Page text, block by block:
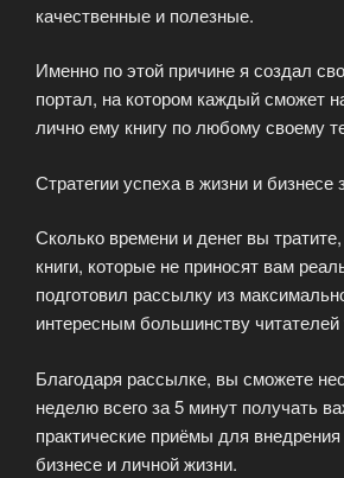
качественные и полезные.
Именно по этой причине я создал
портал, на котором каждый сможет
лично ему книгу по любому своему
Стратегии успеха в жизни и бизнесе
Сколько времени и денег вы
книги, которые не приносят вам
подготовил рассылку из
интересным большинству читателей
Благодаря рассылке, вы сможете
неделю всего за 5 минут получать
практические приёмы для
бизнесе и личной жизни.